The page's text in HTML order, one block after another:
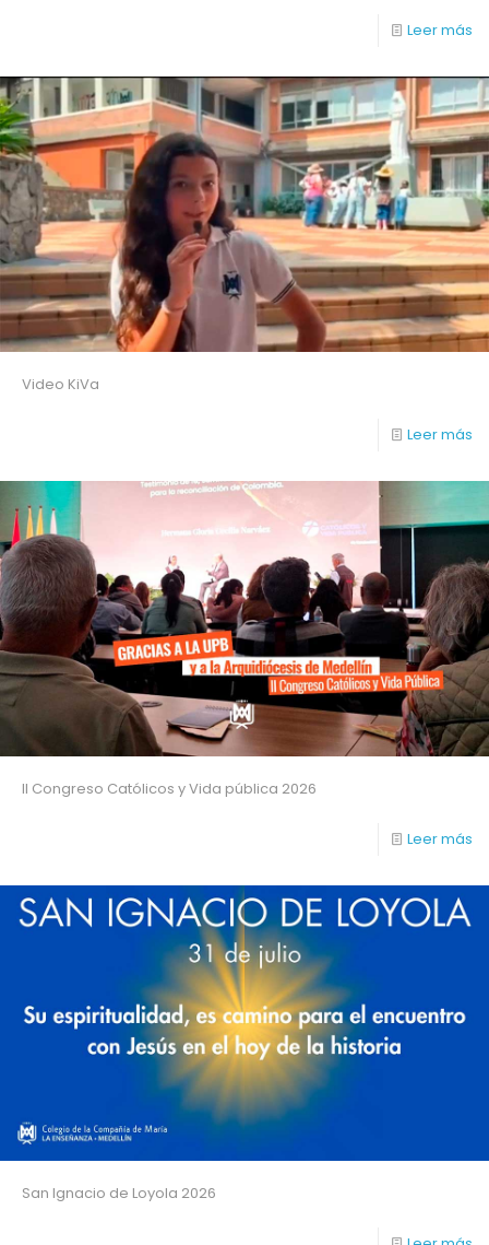
Leer más
Video KiVa
Leer más
II Congreso Católicos y Vida pública 2026
Leer más
San Ignacio de Loyola 2026